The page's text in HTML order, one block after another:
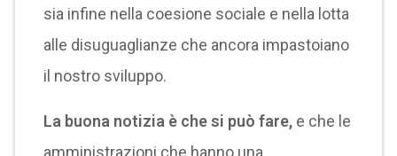
sia infine nella coesione sociale e nella lotta
alle disuguaglianze che ancora impastoiano
il nostro sviluppo.
La buona notizia è che si può fare,e che le
amministrazioni che hanno una